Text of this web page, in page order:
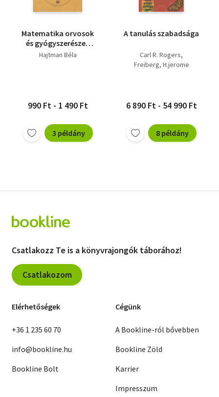
Matematika orvosok
és gyógyszerészek
részére
Hajtman Béla
990 Ft - 1 490 Ft
3 példány
A tanulás szabadsága
Carl R. Rogers
Freiberg, H.jerome
6 890 Ft - 54 990 Ft
8 példány
Csatlakozz Te is a könyvrajongók táborához!
Csatlakozom
Elérhetőségek
+36 1 235 60 70
info@bookline.hu
Bookline Bolt
Cégünk
A Bookline-ról bővebben
Bookline Zöld
Karrier
Impresszum